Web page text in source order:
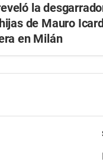
la
de Mauro
en Milán